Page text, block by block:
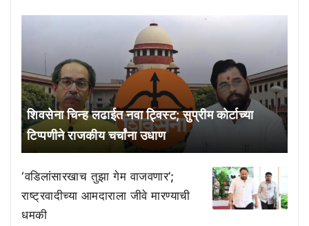
शिवसेना चिन्ह लढाईत नवा ट्विस्ट; सुप्रीम कोर्टाच्या
टिप्पणीने राजकीय चर्चांना उधाण
‘वडिलांसारखाच तुझा गेम वाजवणार’;
राष्ट्रवादीच्या आमदाराला जीवे मारण्याची
धमकी